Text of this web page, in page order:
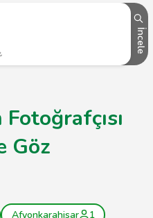
İncele
Göz
Afyonkarahisar 1